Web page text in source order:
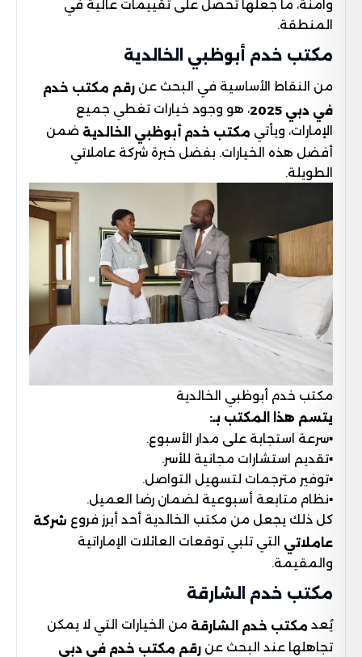
وآمنة، ما جعلها تحصل على تقييمات عالية في
المنطقة.
مكتب خدم أبوظبي الخالدية
من النقاط الأساسية في البحث عن رقم مكتب خدم
في دبي 2025
، هو وجود خيارات تغطي جميع
الإمارات، ويأتي مكتب خدم أبوظبي الخالدية ضمن
أفضل هذه الخيارات. بفضل خبرة شركة عاملاتي
الطويلة.
مكتب خدم أبوظبي الخالدية
يتسم هذا المكتب بـ:
▪︎سرعة استجابة على مدار الأسبوع.
▪︎تقديم استشارات مجانية للأسر.
▪︎توفير مترجمات لتسهيل التواصل.
▪︎نظام متابعة أسبوعية لضمان رضا العميل.
كل ذلك يجعل من مكتب الخالدية أحد أبرز فروع شركة
عاملاتي التي تلبي توقعات العائلات الإماراتية
والمقيمة.
مكتب خدم الشارقة
يُعد مكتب خدم الشارقة من الخيارات التي لا يمكن
تجاهلها عند البحث عن رقم مكتب خدم في دبي